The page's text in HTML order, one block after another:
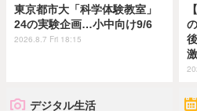
東京都市大「科学体験教室」
24の実験企画…小中向け9/6
2026.8.7 Fri 18:15
デジタル生活